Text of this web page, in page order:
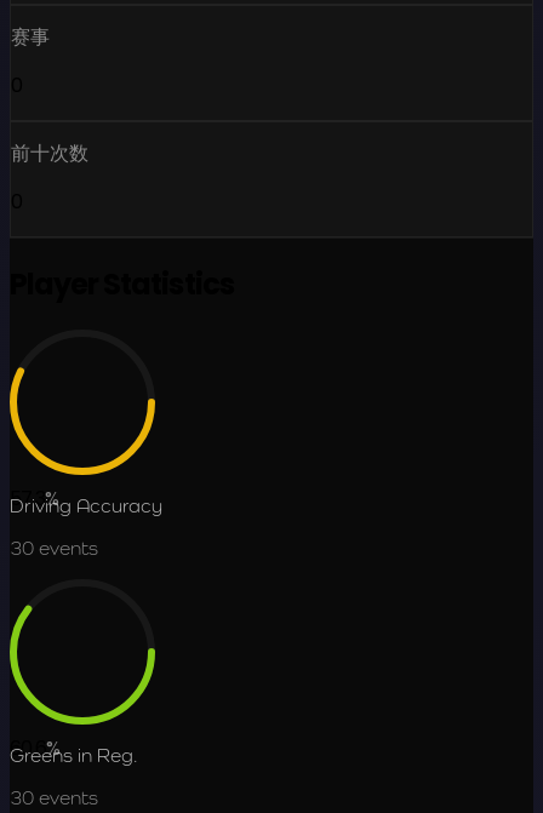
赛事
前十次数
57.3%
Driving Accuracy
30 events
60.6%
Greens in Reg.
30 events